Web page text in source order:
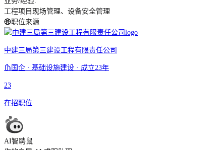
工程项目现场管理、设备安全管理
职位来源
中建三局第三建设工程有限责任公司
国企 · 基础设施建设 · 成立23年
23
在招职位
AI智聘鼠